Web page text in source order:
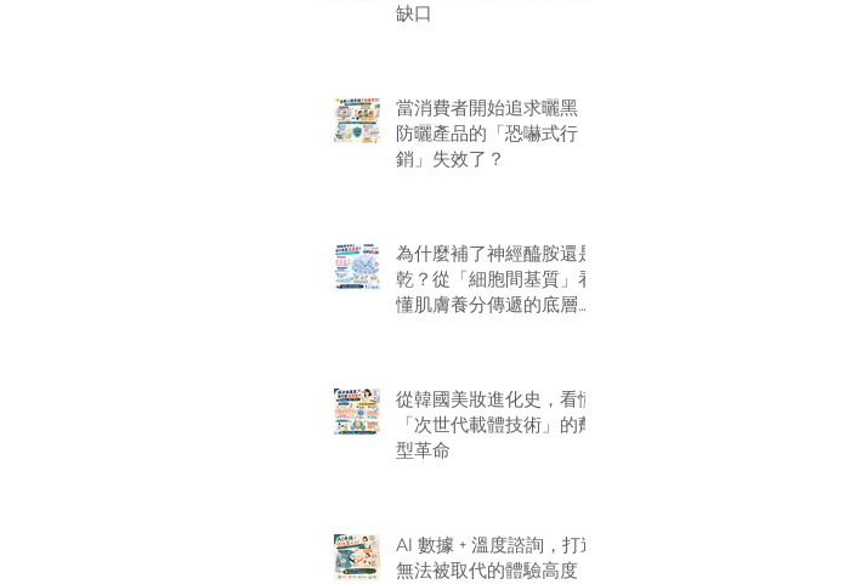
缺口
當消費者開始追求曬黑：
防曬產品的「恐嚇式行
銷」失效了？
為什麼補了神經醯胺還是
乾？從「細胞間基質」看
懂肌膚養分傳遞的底層邏
從韓國美妝進化史，看懂
「次世代載體技術」的劑
型革命
AI 數據 + 溫度諮詢，打造
無法被取代的體驗高度